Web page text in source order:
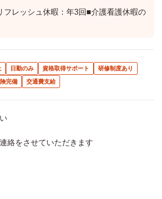
レッシュ休暇：年3回■介護看護休暇の
日勤のみ 資格取得サポート
研修制度あり
完備 交通費支給
絡をさせていただきます